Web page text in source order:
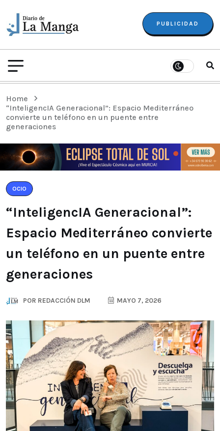
PUBLICIDAD
Home
“InteligencIA Generacional”: Espacio Mediterráneo
convierte un teléfono en un puente entre
generaciones
OCIO
“InteligencIA Generacional”:
Espacio Mediterráneo convierte
un teléfono en un puente entre
generaciones
POR REDACCIÓN DLM MAYO 7, 2026